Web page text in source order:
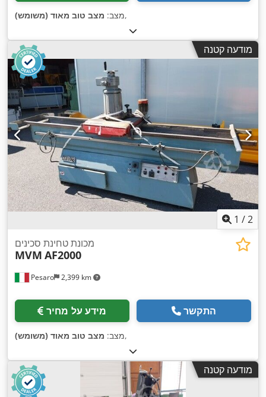
מצב: מצב טוב מאוד (משומש) ,
מודעה קטנה
1 /2
Pesaro 2,399 km
מכונת טחינת סכינים
MVM AF2000
מידע על מחיר התקשר
מצב: מצב טוב מאוד (משומש) ,
מודעה קטנה